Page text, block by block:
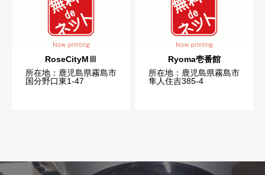
RoseCityMⅢ
所在地：鹿児島県霧島市
国分野口東1-47
Ryoma壱番館
所在地：鹿児島県霧島市
隼人住吉385-4